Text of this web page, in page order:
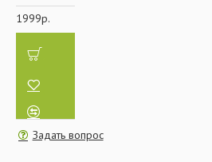
Безопасные клипсы
Бойлы
1999р.
Задать вопрос